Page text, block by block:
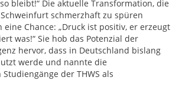
bleibt!“ Die aktuelle Transformation, die
schmerzhaft zu spüren
eine Chance: „Druck ist positiv, er erzeugt
was!“ Sie hob das Potenzial der
hervor, dass in Deutschland bislang
werde und nannte die
der THWS als